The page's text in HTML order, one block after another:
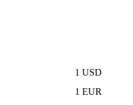
1 USD
1 EUR